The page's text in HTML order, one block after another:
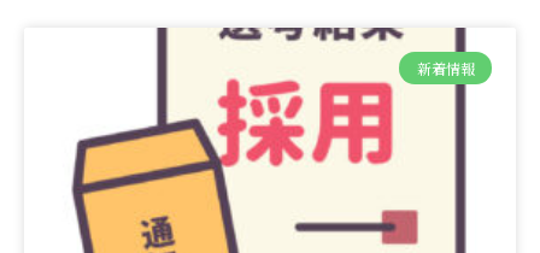
新着情報